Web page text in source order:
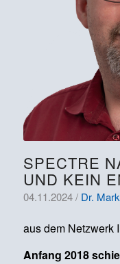
SPECTRE
UND KEIN
04.11.2024 / Dr.
aus dem Netzwerk
Anfang 2018